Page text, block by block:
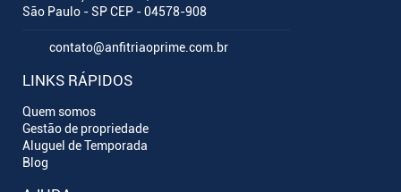
São Paulo - SP CEP - 04578-908
contato@anfitriaoprime.com.br
LINKS RÁPIDOS
Quem somos
Gestão de propriedade
Aluguel de Temporada
Blog